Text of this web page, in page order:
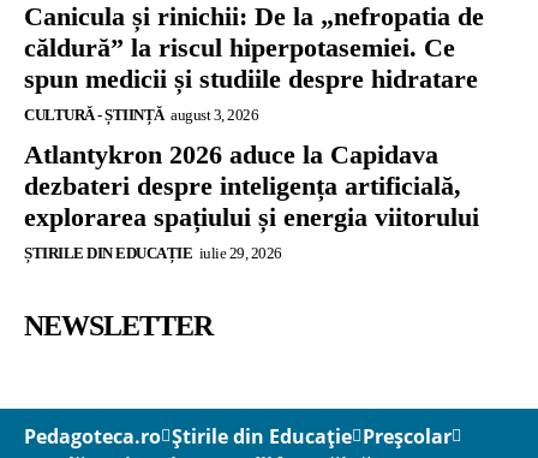
Canicula și rinichii: De la „nefropatia de
căldură” la riscul hiperpotasemiei. Ce
spun medicii și studiile despre hidratare
CULTURĂ - ȘTIINȚĂ august 3, 2026
Atlantykron 2026 aduce la Capidava
dezbateri despre inteligența artificială,
explorarea spațiului și energia viitorului
ȘTIRILE DIN EDUCAȚIE iulie 29, 2026
NEWSLETTER
Pedagoteca.ro Știrile din Educație Preșcolar